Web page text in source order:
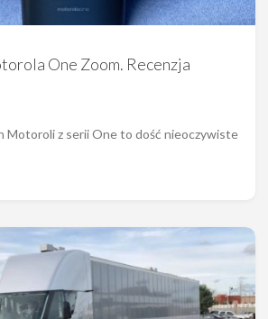
One Zoom. Recenzja
Motoroli z serii One to dość nieoczywiste